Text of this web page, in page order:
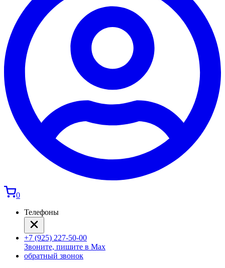
0
Телефоны
+7 (925) 227-50-00
Звоните, пишите в Max
обратный звонок